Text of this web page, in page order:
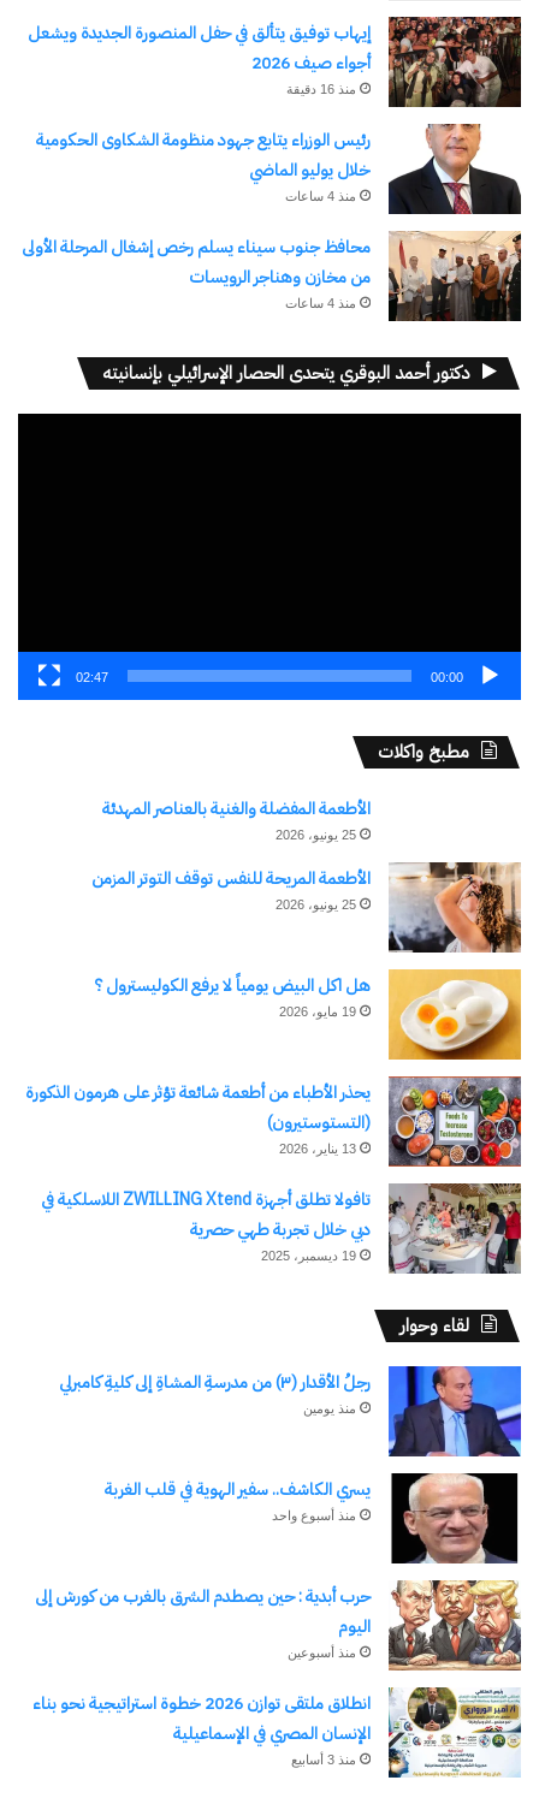
11 يونيو، 2026
في "رياضة Sports"
منافسات الدور ربع النهائي من
كأس العالم 2026
12 يوليو، 2026
في "رياضة Sports"
اكتشاف المزيد من
إيهاب توفيق يتألق في حفل المنصورة الجديدة ويشعل
أجواء صيف 2026
منذ 16 دقيقة
رئيس الوزراء يتابع جهود منظومة الشكاوى الحكومية
خلال يوليو الماضي
منذ 4 ساعات
محافظ جنوب سيناء يسلم رخص إشغال المرحلة الأولى
من مخازن وهناجر الرويسات
منذ 4 ساعات
دكتور أحمد البوقري يتحدى الحصار الإسرائيلي بإنسانيته
00:00
02:47
مطبخ واكلات
الأطعمة المفضلة والغنية بالعناصر المهدئة
25 يونيو، 2026
الأطعمة المريحة للنفس توقف التوتر المزمن
25 يونيو، 2026
هل اكل البيض يومياً لا يرفع الكوليسترول ؟
19 مايو، 2026
يحذر الأطباء من أطعمة شائعة تؤثر على هرمون الذكورة
(التستوستيرون)
13 يناير، 2026
تافولا تطلق أجهزة ZWILLING Xtend اللاسلكية في
دبي خلال تجربة طهي حصرية
19 ديسمبر، 2025
لقاء وحوار
رجلُ الأقدار (٣) من مدرسةِ المشاةِ إلى كليةِ كامبرلي
منذ يومين
يسري الكاشف.. سفير الهوية في قلب الغربة
منذ أسبوع واحد
حرب أبدية : حين يصطدم الشرق بالغرب من كورش إلى
اليوم
منذ أسبوعين
انطلاق ملتقى توازن 2026 خطوة استراتيجية نحو بناء
الإنسان المصري في الإسماعيلية
منذ 3 أسابيع